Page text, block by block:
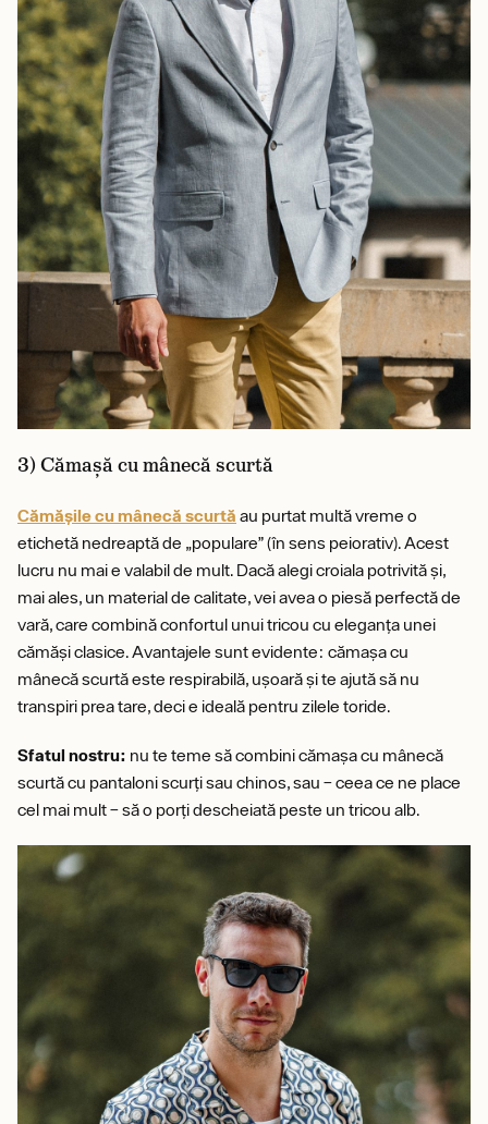
3) Cămașă cu mânecă scurtă
Cămășile cu mânecă scurtă au purtat multă vreme o
etichetă nedreaptă de „populare” (în sens peiorativ). Acest
lucru nu mai e valabil de mult. Dacă alegi croiala potrivită și,
mai ales, un material de calitate, vei avea o piesă perfectă de
vară, care combină confortul unui tricou cu eleganța unei
cămăși clasice. Avantajele sunt evidente: cămașa cu
mânecă scurtă este respirabilă, ușoară și te ajută să nu
transpiri prea tare, deci e ideală pentru zilele toride.
Sfatul nostru: nu te teme să combini cămașa cu mânecă
scurtă cu pantaloni scurți sau chinos, sau – ceea ce ne place
cel mai mult – să o porți descheiată peste un tricou alb.